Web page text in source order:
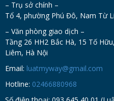
Hotline:02466880968
Số điện thoại: 093 645 40 01
quyết tranh chấp, Đầu tư, Dân
Số điện thoại: 097 457 61 40
vấn chung, Đầu tư, Dân sự,